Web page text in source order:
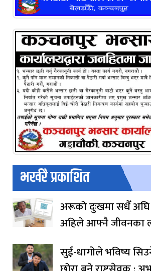
भर्खरै प्रकाशित
अरूको दुःखमा सधैँ अघि
अहिले आफ्नै जीवनका
सुई-धागोले भविष्य